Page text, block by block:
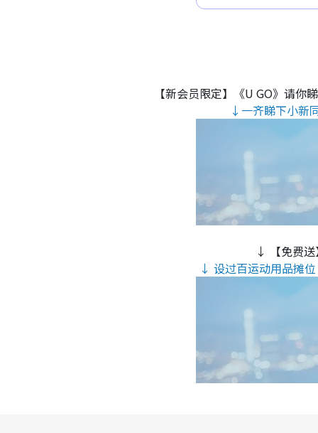
【新会员限定】《U GO》请
↓一齐睇下小新
↓ 【免费
↓ 设过百运动用品摊